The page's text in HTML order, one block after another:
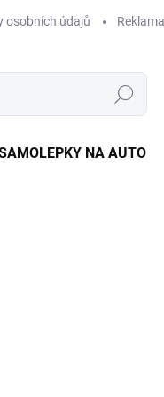
osobních údajů
Hledat
NA AUTO